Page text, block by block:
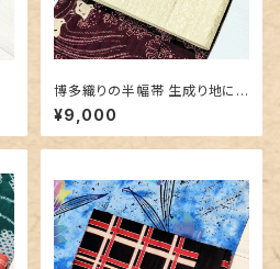
博多織りの半幅帯 生成り地に
豪華な地紋＆赤紫色
¥9,000